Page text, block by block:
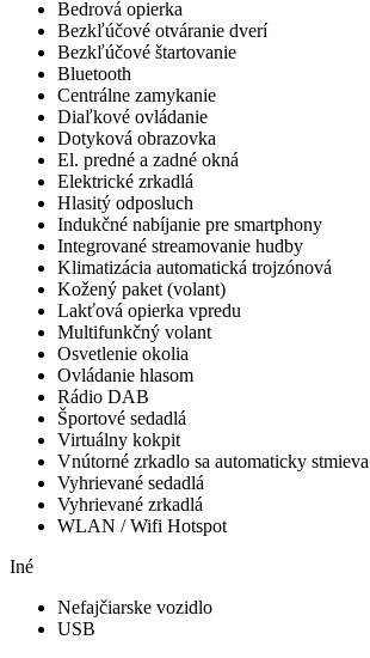
Bedrová opierka
Bezkľúčové otváranie dverí
Bezkľúčové štartovanie
Bluetooth
Centrálne zamykanie
Diaľkové ovládanie
Dotyková obrazovka
El. predné a zadné okná
Elektrické zrkadlá
Hlasitý odposluch
Indukčné nabíjanie pre smartphony
Integrované streamovanie hudby
Klimatizácia automatická trojzónová
Kožený paket (volant)
Lakťová opierka vpredu
Multifunkčný volant
Osvetlenie okolia
Ovládanie hlasom
Rádio DAB
Športové sedadlá
Virtuálny kokpit
Vnútorné zrkadlo sa automaticky stmieva
Vyhrievané sedadlá
Vyhrievané zrkadlá
WLAN / Wifi Hotspot
Iné
Nefajčiarske vozidlo
USB